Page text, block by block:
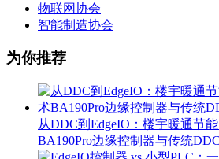
物联网协会
智能制造协会
为你推荐
从DDC到EdgeIO：楼宇暖通
BA190Pro边缘控制器与传统